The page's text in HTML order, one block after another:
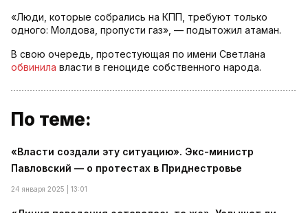
«Люди, которые собрались на КПП, требуют только
одного: Молдова, пропусти газ», — подытожил атаман.
В свою очередь, протестующая по имени Светлана
обвинила власти в геноциде собственного народа.
По теме:
«Власти создали эту ситуацию». Экс-министр
Павловский — о протестах в Приднестровье
24 января 2025 | 13:01